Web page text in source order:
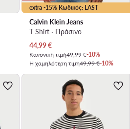
extra -15% Κωδικός: LAST
Calvin Klein Jeans
T-Shirt · Πράσινο
Τρέχουσα τιμή
44,99€
Κανονική τιμή49,99 €-10%
Η χαμηλότερη τιμή49,99 €-10%